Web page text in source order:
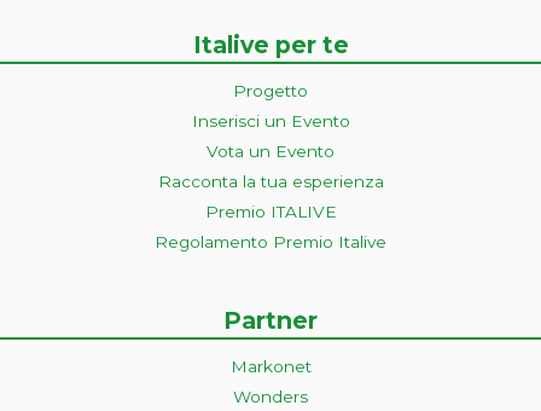
Italive per te
Progetto
Inserisci un Evento
Vota un Evento
Racconta la tua esperienza
Premio ITALIVE
Regolamento Premio Italive
Partner
Markonet
Wonders